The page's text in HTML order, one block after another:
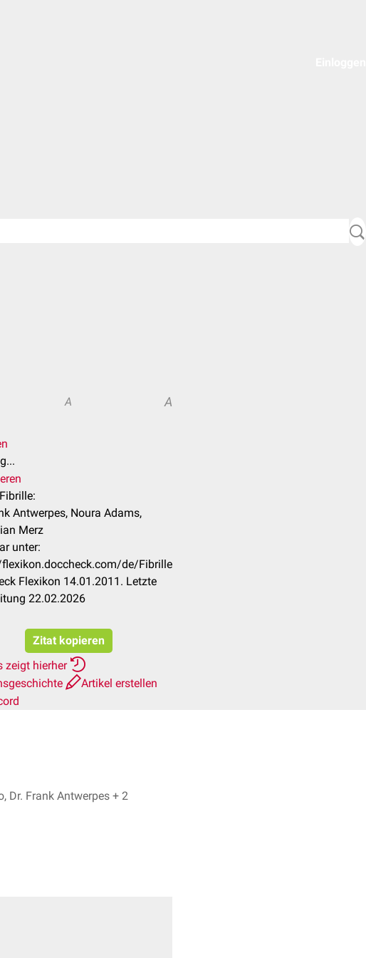
A A
Antwerpes, Noura Adams,
Merz
unter:
de/Fibrille
Flexikon 14.01.2011. Letzte
22.02.2026
Zitat kopieren
zeigt hierher
Artikel erstellen
Dr. No, Dr. Frank Antwerpes + 2